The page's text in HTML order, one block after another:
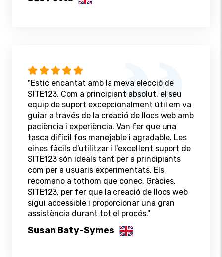
"Estic encantat amb la meva elecció de
SITE123. Com a principiant absolut, el seu
equip de suport excepcionalment útil em va
guiar a través de la creació de llocs web amb
paciència i experiència. Van fer que una
tasca difícil fos manejable i agradable. Les
eines fàcils d'utilitzar i l'excel·lent suport de
SITE123 són ideals tant per a principiants
com per a usuaris experimentats. Els
recomano a tothom que conec. Gràcies,
SITE123, per fer que la creació de llocs web
sigui accessible i proporcionar una gran
assistència durant tot el procés."
Susan Baty-Symes